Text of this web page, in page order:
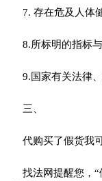
7. 存在危及人体
8.所标明的指标
9.国家有关法律
三、
代购买了假货我
找法网提醒您，